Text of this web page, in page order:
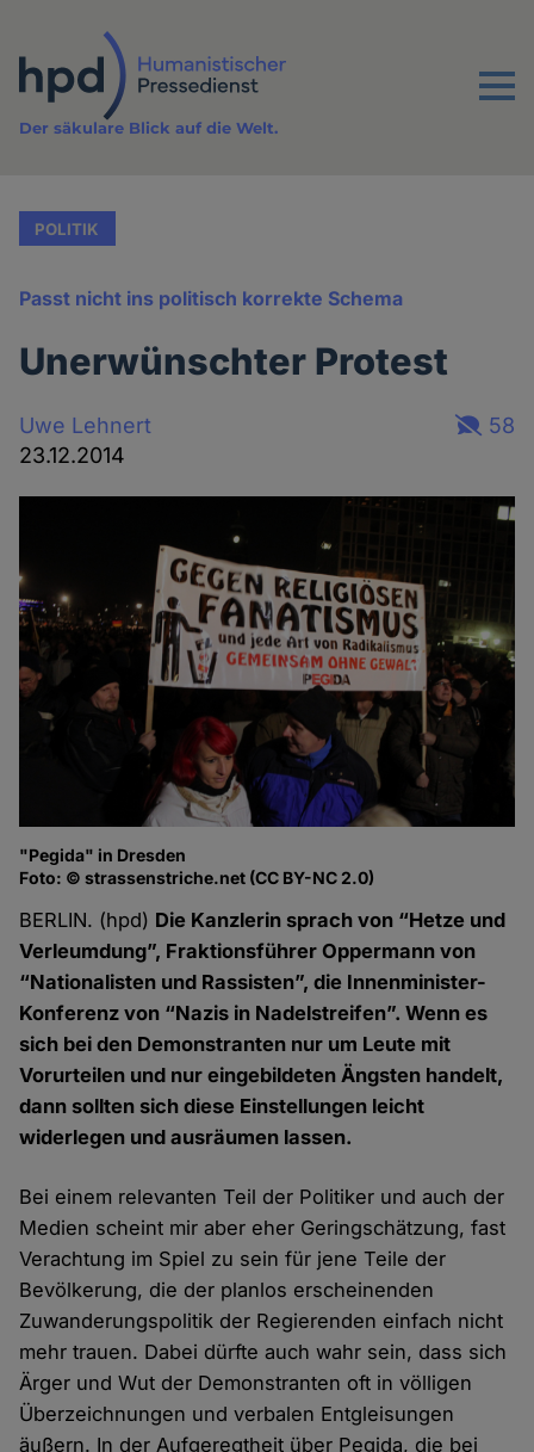
Inhalt
Menu
Der säkulare Blick auf die Welt.
POLITIK
Passt nicht ins politisch korrekte Schema
Unerwünschter Protest
Uwe Lehnert
23.12.2014
58
"Pegida" in Dresden
Foto: © strassenstriche.net (CC BY-NC 2.0)
BERLIN. (hpd) Die Kanzlerin sprach von “Hetze und
Verleumdung”, Fraktionsführer Oppermann von
“Nationalisten und Rassisten”, die Innenminister-
Konferenz von “Nazis in Nadelstreifen”. Wenn es
sich bei den Demonstranten nur um Leute mit
Vorurteilen und nur eingebildeten Ängsten handelt,
dann sollten sich diese Einstellungen leicht
widerlegen und ausräumen lassen.
Bei einem relevanten Teil der Politiker und auch der
Medien scheint mir aber eher Geringschätzung, fast
Verachtung im Spiel zu sein für jene Teile der
Bevölkerung, die der planlos erscheinenden
Zuwanderungspolitik der Regierenden einfach nicht
mehr trauen. Dabei dürfte auch wahr sein, dass sich
Ärger und Wut der Demonstranten oft in völligen
Überzeichnungen und verbalen Entgleisungen
äußern. In der Aufgeregtheit über Pegida, die bei